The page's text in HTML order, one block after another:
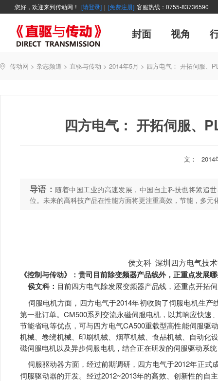
您好，欢迎来到传动网！ [请登录] | [免费注册] 客服热线：0755-83736590
封面
广告
视角
厂商采访
企业活动 展会报道
能效碳索
每月专辑 聚焦 网站
精品 新品
世界方案 控制系统
技术文章
资讯在线 展会信息
直驱与传动
新年寄语 伺服论坛
传动网 > 杂志频道 > 直驱与传动 > 2014年5月 > 四方电气： 开拓伺服、
四方电气： 开拓伺服、
文： 2014
导语：随着中国工业的高速发展，中国自主科技也将紧追
位。未来的高科技产品在性能方面将更注重高效，节能，多元
侯文科 深圳四方电气技
《控制与传动》：贵司目前除变频器产品线外，正重点发展
侯文科： 目前四方电气除发展变频器产品线，还重点开拓
伺服电机方面，四方电气于2014年初收购了伺服电机生
第一批订单。CM500系列交流永磁伺服电机，以其响应快
节能省电等优点，可与四方电气CA500重载型高性能伺服驱
机械、卷绕机械、印刷机械、烟草机械、食品机械、自动化
磁伺服电机以及异步伺服电机，结合正在研发的伺服驱动系
伺服驱动器方面，经过前期调研，四方电气于2012年正
伺服驱动器的开发。经过2012~2013年的高效、创新性的自